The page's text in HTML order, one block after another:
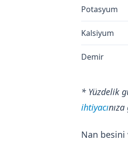
Potasyum
Kalsiyum
Demir
* Yüzdelik
ihtiyacı
Nan besini